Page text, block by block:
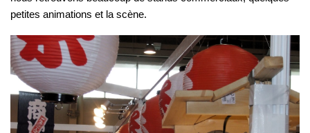
petites animations et la scène.